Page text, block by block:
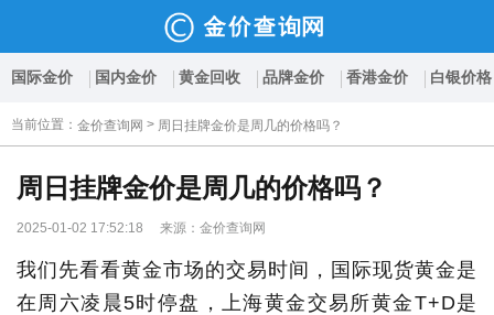
国际金价 国内金价 黄金回收 品牌金价 香港金价 白银价格
当前位置 ： 金价查询网 > 周日挂牌金价是周几的价格吗？
周日挂牌金价是周几的价格吗？
2025-01-02 17:52:18 来源：金价查询网
我们先看看黄金市场的交易时间，国际现货黄金是
在周六凌晨5时停盘，上海黄金交易所黄金T+D是